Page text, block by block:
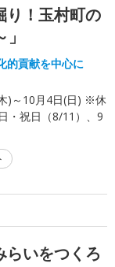
り！玉村町の
的貢献を中心に
)～10月4日(日) ※休
・祝日（8/11）、9
いをつくろ